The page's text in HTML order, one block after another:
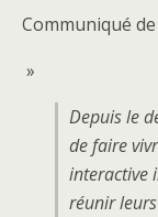
Communiqué
»
Depuis le
de faire
interactive
réunir